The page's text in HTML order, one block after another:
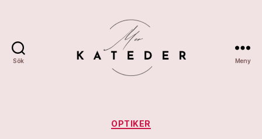
Sök Meny
Kategorier
OPTIKER